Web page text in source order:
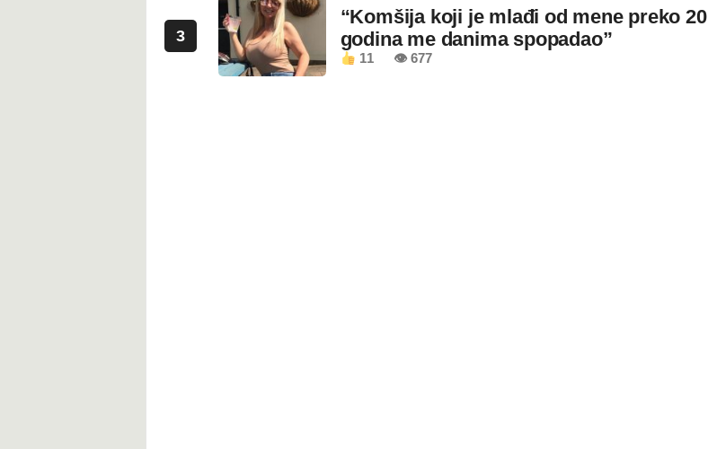
3
“Komšija koji je mlađi od mene preko 20
godina me danima spopadao”
11 👁 677